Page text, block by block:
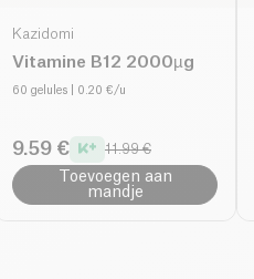
Kazidomi
Vitamine B12 2000µg
60 gelules | 0.20 €/u
9.59 € 11.99 €
Toevoegen aan
mandje